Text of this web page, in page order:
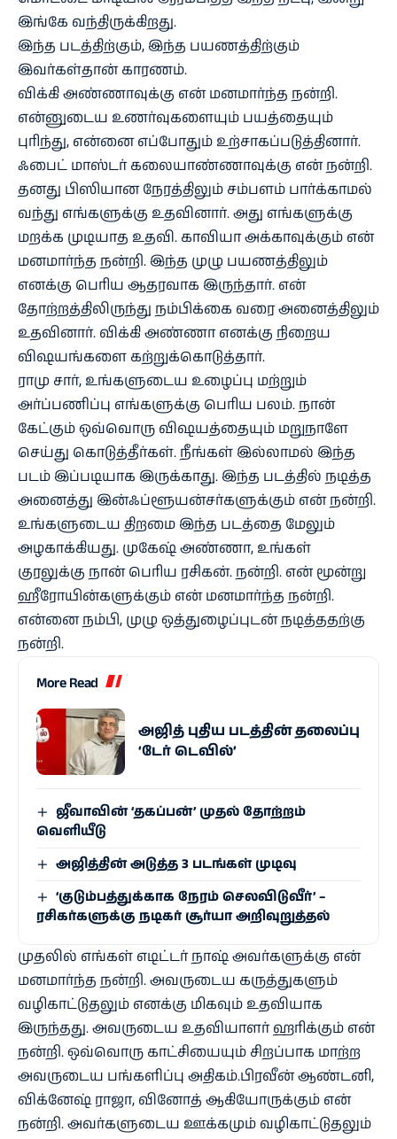
இங்கே வந்திருக்கிறது.
இந்த படத்திற்கும், இந்த பயணத்திற்கும்
இவர்கள்தான் காரணம்.
விக்கி அண்ணாவுக்கு என் மனமார்ந்த நன்றி.
என்னுடைய உணர்வுகளையும் பயத்தையும்
புரிந்து, என்னை எப்போதும் உற்சாகப்படுத்தினார்.
ஃபைட் மாஸ்டர் கலையாண்ணாவுக்கு என் நன்றி.
தனது பிஸியான நேரத்திலும் சம்பளம் பார்க்காமல்
வந்து எங்களுக்கு உதவினார். அது எங்களுக்கு
மறக்க முடியாத உதவி. காவியா அக்காவுக்கும் என்
மனமார்ந்த நன்றி. இந்த முழு பயணத்திலும்
எனக்கு பெரிய ஆதரவாக இருந்தார். என்
தோற்றத்திலிருந்து நம்பிக்கை வரை அனைத்திலும்
உதவினார். விக்கி அண்ணா எனக்கு நிறைய
விஷயங்களை கற்றுக்கொடுத்தார்.
ராமு சார், உங்களுடைய உழைப்பு மற்றும்
அர்ப்பணிப்பு எங்களுக்கு பெரிய பலம். நான்
கேட்கும் ஒவ்வொரு விஷயத்தையும் மறுநாளே
செய்து கொடுத்தீர்கள். நீங்கள் இல்லாமல் இந்த
படம் இப்படியாக இருக்காது. இந்த படத்தில் நடித்த
அனைத்து இன்ஃப்ளூயன்சர்களுக்கும் என் நன்றி.
உங்களுடைய திறமை இந்த படத்தை மேலும்
அழகாக்கியது. முகேஷ் அண்ணா, உங்கள்
குரலுக்கு நான் பெரிய ரசிகன். நன்றி. என் மூன்று
ஹீரோயின்களுக்கும் என் மனமார்ந்த நன்றி.
என்னை நம்பி, முழு ஒத்துழைப்புடன் நடித்ததற்கு
நன்றி.
More Read
அஜித் புதிய படத்தின் தலைப்பு
‘டேர் டெவில்’
ஜீ​வாவின் ‘தகப்பன்’ முதல் தோற்றம்
வெளியீடு
அஜித்தின் அடுத்த 3 படங்கள் முடிவு
‘குடும்பத்துக்காக நேரம் செலவிடுவீர்’ –
ரசிகர்களுக்கு நடிகர் சூர்யா அறிவுறுத்தல்
முதலில் எங்கள் எடிட்டர் நாஷ் அவர்களுக்கு என்
மனமார்ந்த நன்றி. அவருடைய கருத்துகளும்
வழிகாட்டுதலும் எனக்கு மிகவும் உதவியாக
இருந்தது. அவருடைய உதவியாளர் ஹரிக்கும் என்
நன்றி. ஒவ்வொரு காட்சியையும் சிறப்பாக மாற்ற
அவருடைய பங்களிப்பு அதிகம்.பிரவீன் ஆண்டனி,
விக்னேஷ் ராஜா, வினோத் ஆகியோருக்கும் என்
நன்றி. அவர்களுடைய ஊக்கமும் வழிகாட்டுதலும்